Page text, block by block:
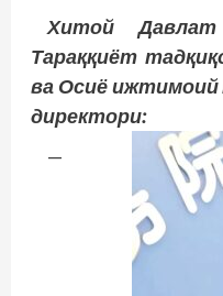
Хитой Давлат
Тараққиёт
ва Осиё
директори:
—